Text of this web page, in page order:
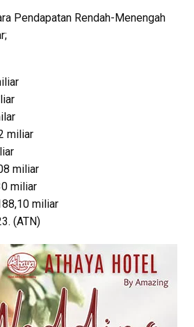
Pendapatan Rendah-Menengah
miliar
miliar
miliar
miliar
(ATN)